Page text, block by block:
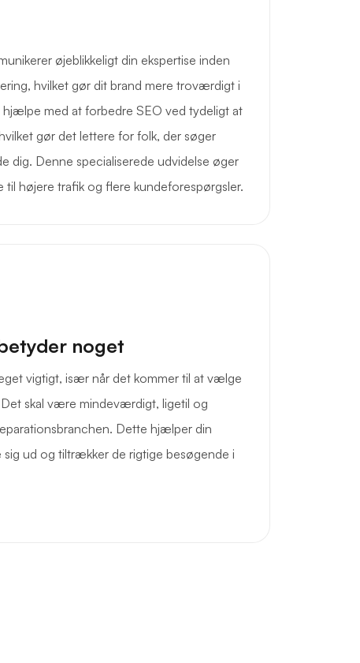
øjeblikkeligt din ekspertise inden
hvilket gør dit brand mere troværdigt i
med at forbedre SEO ved tydeligt at
gør det lettere for folk, der søger
dig. Denne specialiserede udvidelse øger
til højere trafik og flere kundeforespørgsler.
noget
vigtigt, især når det kommer til at vælge
skal være mindeværdigt, ligetil og
Dette hjælper din
sig ud og tiltrækker de rigtige besøgende i